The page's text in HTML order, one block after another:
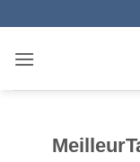
contenu